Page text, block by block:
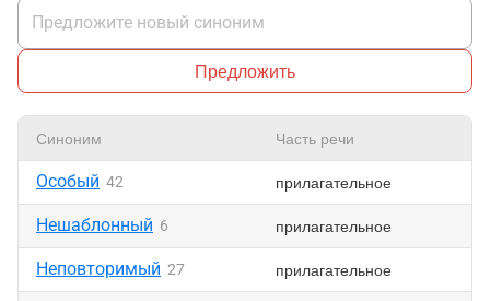
Предложить
Синоним Часть речи
Особый 42 прилагательное
Нешаблонный 6 прилагательное
Неповторимый 27 прилагательное